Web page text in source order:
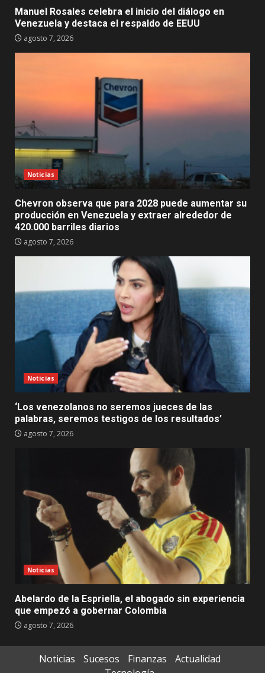
Manuel Rosales celebra el inicio del diálogo en
Venezuela y destaca el respaldo de EEUU
agosto 7, 2026
Noticias
Chevron observa que para 2028 puede aumentar su
producción en Venezuela y extraer alrededor de
420.000 barriles diarios
agosto 7, 2026
Noticias
‘Los venezolanos no seremos jueces de las
palabras, seremos testigos de los resultados’
agosto 7, 2026
Noticias
Abelardo de la Espriella, el abogado sin experiencia
que empezó a gobernar Colombia
agosto 7, 2026
Noticias Sucesos Finanzas
Actualidad